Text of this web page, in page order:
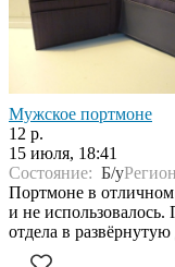
Мужское портмоне
12 р.
15 июля, 18:41
Состояние: Б/у
Портмоне в
и не
отдела в